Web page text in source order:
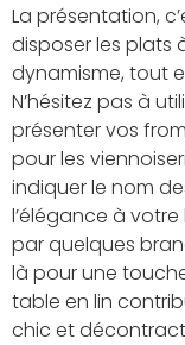
La présentation,
disposer les plats
dynamisme, tout
N’hésitez pas à
présenter vos
pour les
indiquer le nom
l’élégance à
par quelques
là pour une
table en lin
chic et